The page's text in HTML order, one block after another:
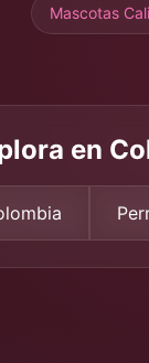
Mascotas Cali
en